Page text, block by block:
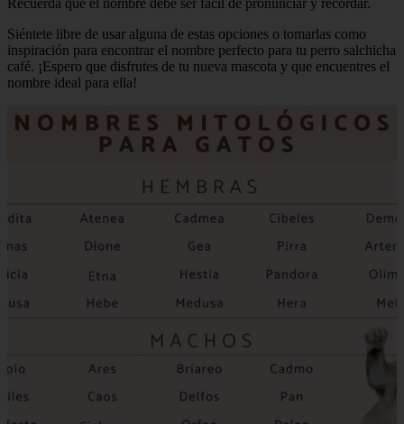
Recuerda que el nombre debe ser fácil de pronunciar y recordar.
Siéntete libre de usar alguna de estas opciones o tomarlas como
inspiración para encontrar el nombre perfecto para tu perro salchicha
café. ¡Espero que disfrutes de tu nueva mascota y que encuentres el
nombre ideal para ella!